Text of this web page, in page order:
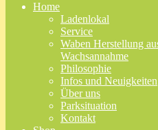
Home
Ladenlokal
Service
Waben Herstellung
Wachsannahme
Philosophie
Infos und Neuigkeiten
Über uns
Parksituation
Kontakt